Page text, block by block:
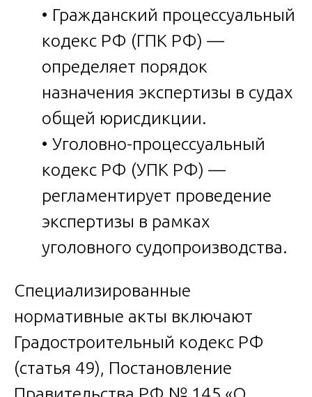
• Гражданский процессуальный
кодекс РФ (ГПК РФ) —
определяет порядок
назначения экспертизы в судах
общей юрисдикции.
• Уголовно-процессуальный
кодекс РФ (УПК РФ) —
регламентирует проведение
экспертизы в рамках
уголовного судопроизводства.
Специализированные
нормативные акты включают
Градостроительный кодекс РФ
(статья 49), Постановление